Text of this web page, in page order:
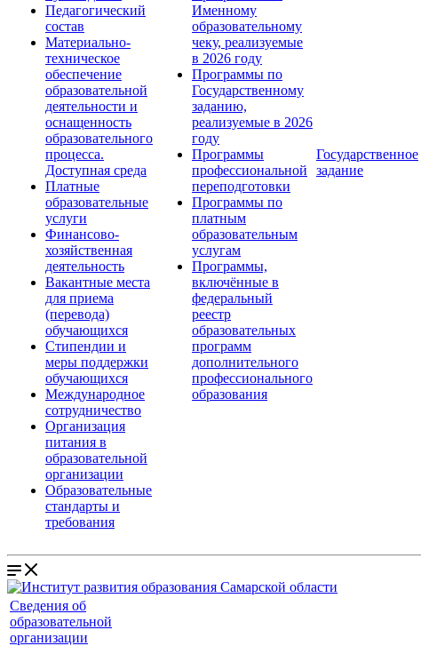
Педагогический
состав
Материально-
техническое
обеспечение
образовательной
деятельности и
оснащенность
образовательного
процесса.
Доступная среда
Платные
образовательные
услуги
Финансово-
хозяйственная
деятельность
Вакантные места
для приема
(перевода)
обучающихся
Стипендии и
меры поддержки
обучающихся
Международное
сотрудничество
Организация
питания в
образовательной
организации
Образовательные
стандарты и
требования
Именному
образовательному
чеку, реализуемые
в 2026 году
Программы по
Государственному
заданию,
реализуемые в 2026
году
Программы
профессиональной
переподготовки
Программы по
платным
образовательным
услугам
Программы,
включённые в
федеральный
реестр
образовательных
программ
дополнительного
профессионального
образования
Государственное
задание
Сведения об
образовательной
организации